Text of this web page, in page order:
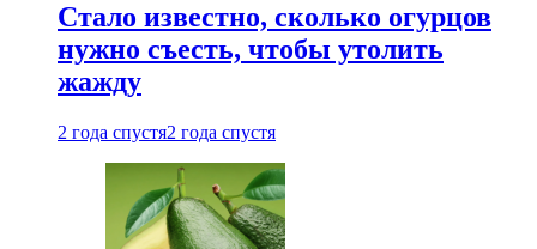
Стало известно, сколько огурцов
нужно съесть, чтобы утолить
жажду
2 года спустя2 года спустя